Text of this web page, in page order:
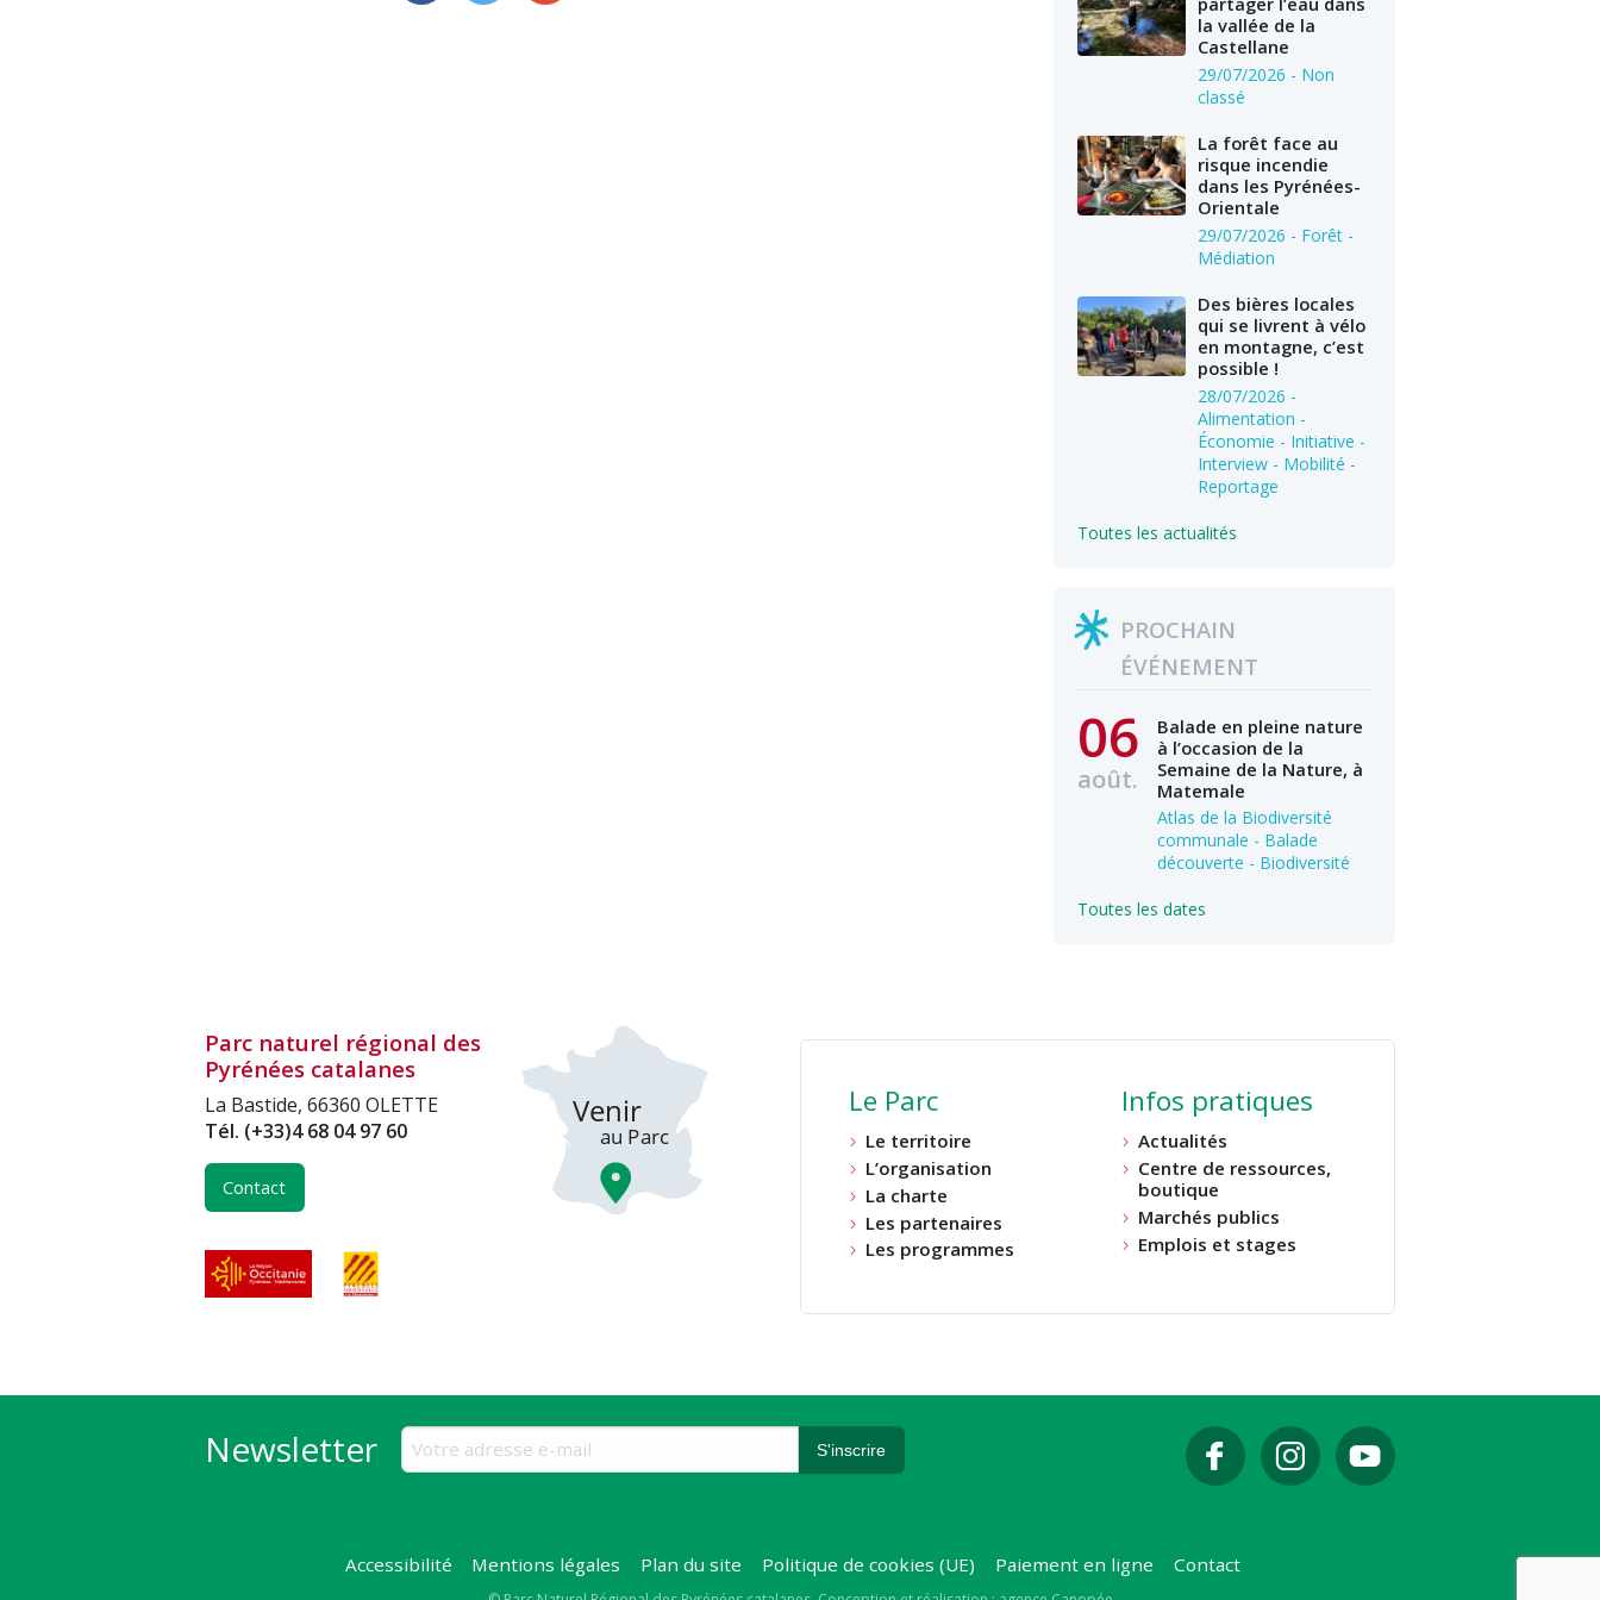
la vallée de la
Castellane
29/07/2026 - Non
classé
La forêt face au
risque incendie
dans les Pyrénées-
Orientale
29/07/2026 - Forêt -
Médiation
Des bières locales
qui se livrent à vélo
en montagne, c’est
possible !
28/07/2026 -
Alimentation -
Économie - Initiative -
Interview - Mobilité -
Reportage
Toutes les actualités
PROCHAIN
ÉVÉNEMENT
06
août.
Balade en pleine nature
à l’occasion de la
Semaine de la Nature, à
Matemale
Atlas de la Biodiversité
communale - Balade
découverte - Biodiversité
Toutes les dates
Parc naturel régional des
Pyrénées catalanes
La Bastide, 66360 OLETTE
Tél. (+33)4 68 04 97 60
Contact
Le Parc
Le territoire
L’organisation
La charte
Les partenaires
Les programmes
Infos pratiques
Actualités
Centre de ressources,
boutique
Marchés publics
Emplois et stages
Newsletter
Accessibilité Mentions légales Plan du site Politique de cookies (UE) Paiement en ligne Contact